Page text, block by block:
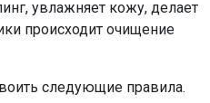
увлажняет кожу, делает
происходит очищение
следующие правила.